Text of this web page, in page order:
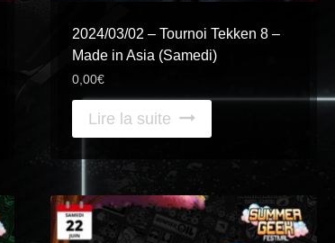
2024/03/02 – Tournoi Tekken 8 –
Made in Asia (Samedi)
0,00€
Lire la suite